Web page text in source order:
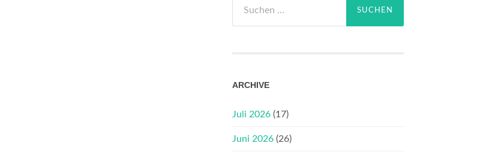
nach:
ARCHIVE
Juli 2026 (17)
Juni 2026 (26)